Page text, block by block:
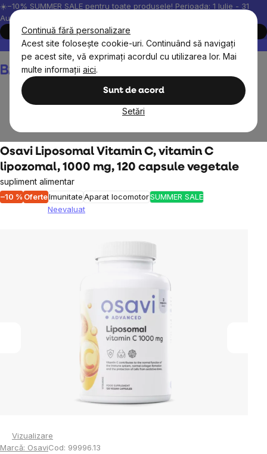
Continuă fără personalizare
Acest site folosește cookie-uri. Continuând să navigați
pe acest site, vă exprimați acordul cu utilizarea lor. Mai
multe informații aici.
Sunt de acord
Setări
Treci
la
conținut
☀️−10% SUMMER SALE pentru toate produsele! Perioada: 1 Iulie - 31
August, 2026.
Cumpără acum
Peste 200.000 de recenzii verificate
Produsele noastre sunt
Coş
de
Osavi Liposomal Vitamin C, vitamin C
lipozomal, 1000 mg, 120 capsule vegetale
supliment alimentar
–10 % OferteImunitateAparat locomotorSUMMER SALE
Neevaluat
Vizualizare
Marcă: OsaviCod: 99996.13